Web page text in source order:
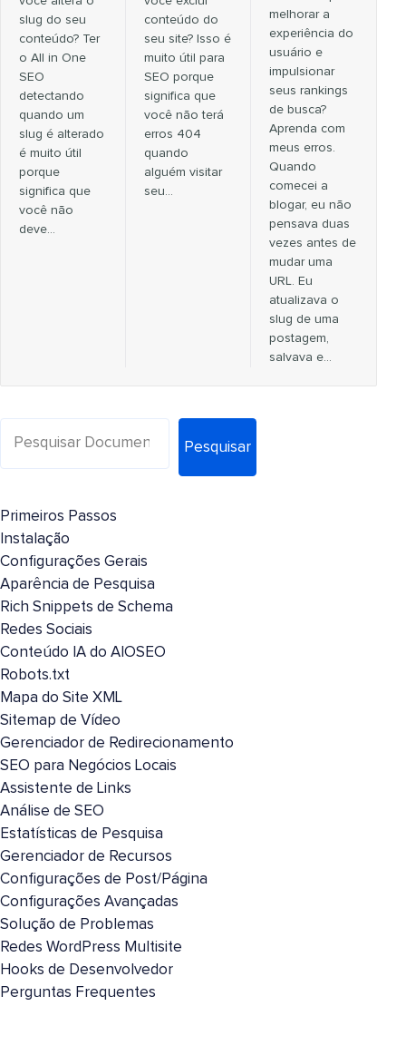
slug do seu
conteúdo? Ter
o All in One
SEO
detectando
quando um
slug é alterado
é muito útil
porque
significa que
você não
deve…
conteúdo do
seu site? Isso é
muito útil para
SEO porque
significa que
você não terá
erros 404
quando
alguém visitar
seu…
melhorar a
experiência do
usuário e
impulsionar
seus rankings
de busca?
Aprenda com
meus erros.
Quando
comecei a
blogar, eu não
pensava duas
vezes antes de
mudar uma
URL. Eu
atualizava o
slug de uma
postagem,
salvava e...
Pesquisar
Primeiros Passos
Instalação
Configurações Gerais
Aparência de Pesquisa
Rich Snippets de Schema
Redes Sociais
Conteúdo IA do AIOSEO
Robots.txt
Mapa do Site XML
Sitemap de Vídeo
Gerenciador de Redirecionamento
SEO para Negócios Locais
Assistente de Links
Análise de SEO
Estatísticas de Pesquisa
Gerenciador de Recursos
Configurações de Post/Página
Configurações Avançadas
Solução de Problemas
Redes WordPress Multisite
Hooks de Desenvolvedor
Perguntas Frequentes